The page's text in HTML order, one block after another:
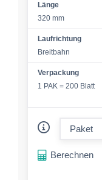
Länge
320 mm
Laufrichtung
Breitbahn
Verpackung
1 PAK = 200 Blatt
Berechnen